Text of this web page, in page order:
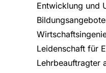
Entwicklung und
Leidenschaft für
Lehrbeauftragter